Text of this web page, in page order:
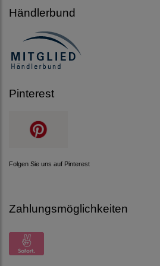
Händlerbund
Pinterest
Folgen Sie uns auf Pinterest
Zahlungsmöglichkeiten